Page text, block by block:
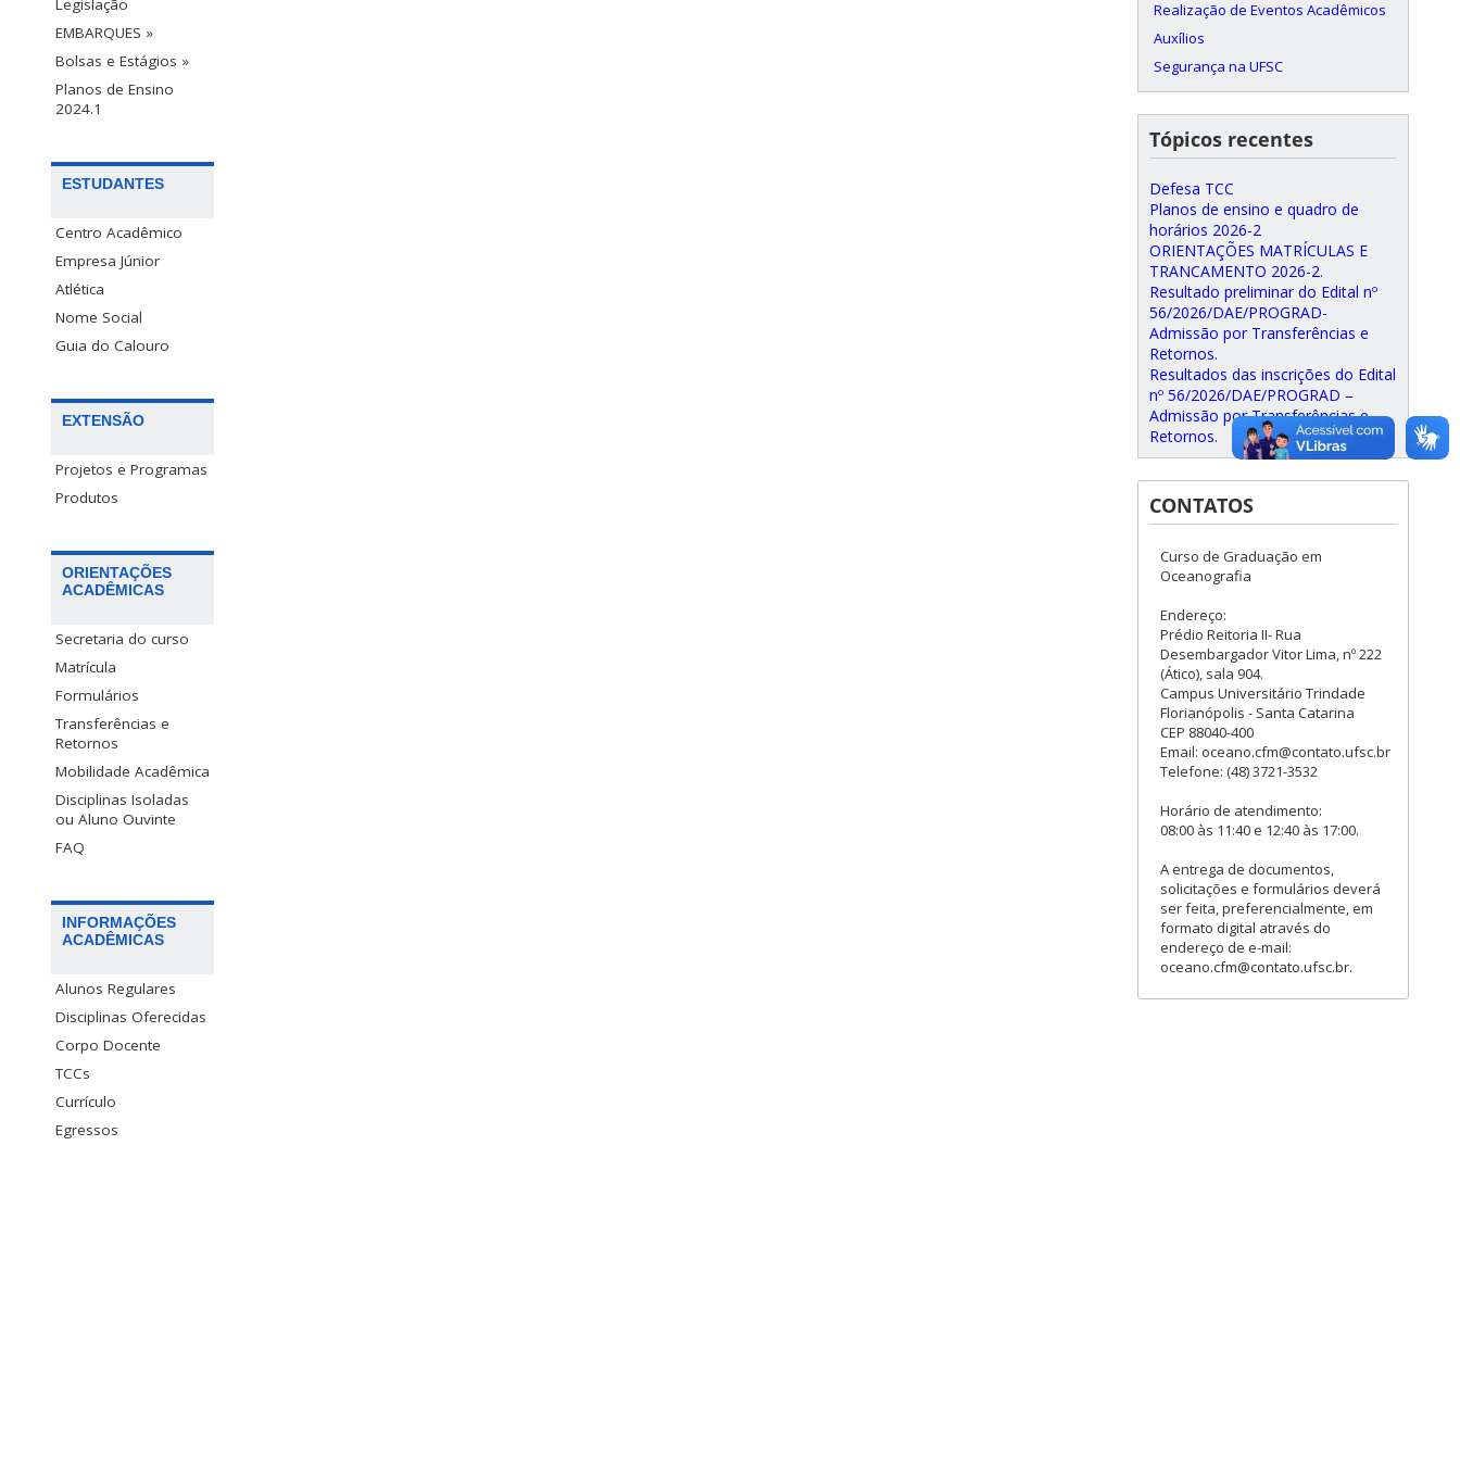
Legislação
EMBARQUES »
Bolsas e Estágios »
Planos de Ensino
2024.1
ESTUDANTES
Centro Acadêmico
Empresa Júnior
Atlética
Nome Social
Guia do Calouro
EXTENSÃO
Projetos e Programas
Produtos
ORIENTAÇÕES
ACADÊMICAS
Secretaria do curso
Matrícula
Formulários
Transferências e
Retornos
Mobilidade Acadêmica
Disciplinas Isoladas
ou Aluno Ouvinte
FAQ
INFORMAÇÕES
ACADÊMICAS
Alunos Regulares
Disciplinas Oferecidas
Corpo Docente
TCCs
Currículo
Egressos
Realização de Eventos Acadêmicos
Auxílios
Segurança na UFSC
Tópicos recentes
Defesa TCC
Planos de ensino e quadro de
horários 2026-2
ORIENTAÇÕES MATRÍCULAS E
TRANCAMENTO 2026-2.
Resultado preliminar do Edital nº
56/2026/DAE/PROGRAD-
Admissão por Transferências e
Retornos.
Resultados das inscrições do Edital
nº 56/2026/DAE/PROGRAD –
Admissão por Transferências e
Retornos.
CONTATOS
Curso de Graduação em
Oceanografia
Endereço:
Prédio Reitoria II- Rua
Desembargador Vitor Lima, nº 222
(Ático), sala 904.
Campus Universitário Trindade
Florianópolis - Santa Catarina
CEP 88040-400
Email: oceano.cfm@contato.ufsc.br
Telefone: (48) 3721-3532
Horário de atendimento:
08:00 às 11:40 e 12:40 às 17:00.
A entrega de documentos,
solicitações e formulários deverá
ser feita, preferencialmente, em
formato digital através do
endereço de e-mail:
oceano.cfm@contato.ufsc.br.